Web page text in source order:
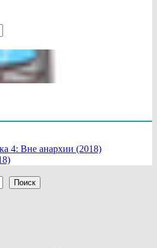
4: Вне анархии (2018)
Поиск